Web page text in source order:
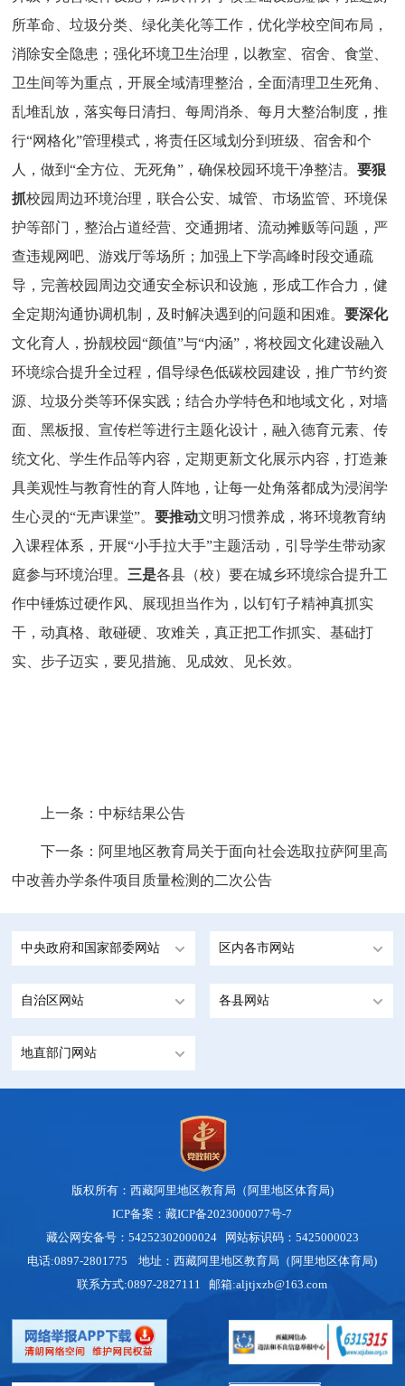
所革命、垃圾分类、绿化美化等工作，优化学校空间布局，
消除安全隐患；强化环境卫生治理，以教室、宿舍、食堂、
卫生间等为重点，开展全域清理整治，全面清理卫生死角、
乱堆乱放，落实每日清扫、每周消杀、每月大整治制度，推
行“网格化”管理模式，将责任区域划分到班级、宿舍和个
人，做到“全方位、无死角”，确保校园环境干净整洁。要狠
抓校园周边环境治理，联合公安、城管、市场监管、环境保
护等部门，整治占道经营、交通拥堵、流动摊贩等问题，严
查违规网吧、游戏厅等场所；加强上下学高峰时段交通疏
导，完善校园周边交通安全标识和设施，形成工作合力，健
全定期沟通协调机制，及时解决遇到的问题和困难。要深化
文化育人，扮靓校园“颜值”与“内涵”，将校园文化建设融入
环境综合提升全过程，倡导绿色低碳校园建设，推广节约资
源、垃圾分类等环保实践；结合办学特色和地域文化，对墙
面、黑板报、宣传栏等进行主题化设计，融入德育元素、传
统文化、学生作品等内容，定期更新文化展示内容，打造兼
具美观性与教育性的育人阵地，让每一处角落都成为浸润学
生心灵的“无声课堂”。要推动文明习惯养成，将环境教育纳
入课程体系，开展“小手拉大手”主题活动，引导学生带动家
庭参与环境治理。 三是各县（校）要在城乡环境综合提升工
作中锤炼过硬作风、展现担当作为，以钉钉子精神真抓实
干，动真格、敢碰硬、攻难关，真正把工作抓实、基础打
实、步子迈实，要见措施、见成效、见长效。
上一条： 中标结果公告
下一条： 阿里地区教育局关于面向社会选取拉萨阿里高
中改善办学条件项目质量检测的二次公告
中央政府和国家部委网站 区内各市网站
自治区网站 各县网站
地直部门网站
版权所有：西藏阿里地区教育局（阿里地区体育局)
ICP备案：藏ICP备2023000077号-7
藏公网安备号：54252302000024网站标识码：5425000023
电话:0897-2801775 地址：西藏阿里地区教育局（阿里地区体育局)
联系方式:0897-2827111 邮箱:aljtjxzb@163.com